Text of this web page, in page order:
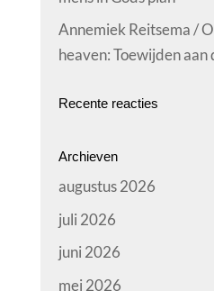
Annemiek Reitsema /
heaven: Toewijden aan
Recente reacties
Archieven
augustus 2026
juli 2026
juni 2026
mei 2026